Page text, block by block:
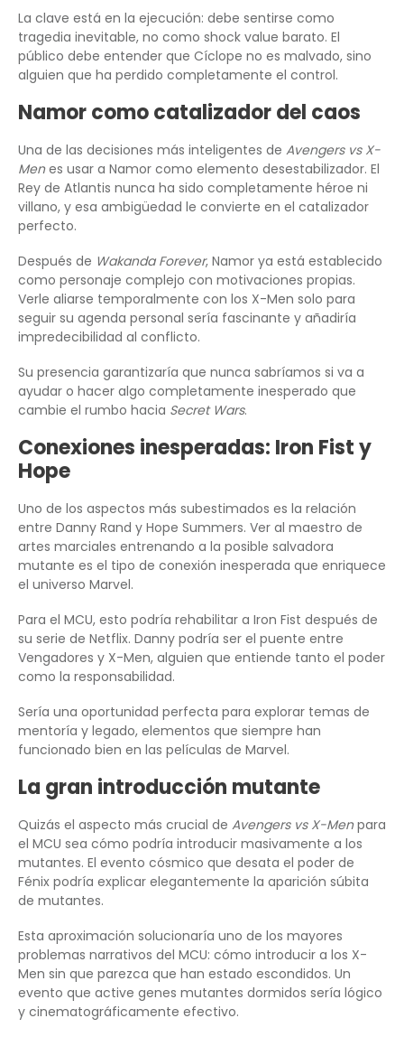
La clave está en la ejecución: debe sentirse como
tragedia inevitable, no como shock value barato. El
público debe entender que Cíclope no es malvado, sino
alguien que ha perdido completamente el control.
Namor como catalizador del caos
Una de las decisiones más inteligentes de Avengers vs X-
Menes usar a Namor como elemento desestabilizador. El
Rey de Atlantis nunca ha sido completamente héroe ni
villano, y esa ambigüedad le convierte en el catalizador
perfecto.
Después de Wakanda Forever, Namor ya está establecido
como personaje complejo con motivaciones propias.
Verle aliarse temporalmente con los X-Men solo para
seguir su agenda personal sería fascinante y añadiría
impredecibilidad al conflicto.
Su presencia garantizaría que nunca sabríamos si va a
ayudar o hacer algo completamente inesperado que
cambie el rumbo hacia Secret Wars.
Conexiones inesperadas: Iron Fist y
Hope
Uno de los aspectos más subestimados es la relación
entre Danny Rand y Hope Summers. Ver al maestro de
artes marciales entrenando a la posible salvadora
mutante es el tipo de conexión inesperada que enriquece
el universo Marvel.
Para el MCU, esto podría rehabilitar a Iron Fist después de
su serie de Netflix. Danny podría ser el puente entre
Vengadores y X-Men, alguien que entiende tanto el poder
como la responsabilidad.
Sería una oportunidad perfecta para explorar temas de
mentoría y legado, elementos que siempre han
funcionado bien en las películas de Marvel.
La gran introducción mutante
Quizás el aspecto más crucial de Avengers vs X-Menpara
el MCU sea cómo podría introducir masivamente a los
mutantes. El evento cósmico que desata el poder de
Fénix podría explicar elegantemente la aparición súbita
de mutantes.
Esta aproximación solucionaría uno de los mayores
problemas narrativos del MCU: cómo introducir a los X-
Men sin que parezca que han estado escondidos. Un
evento que active genes mutantes dormidos sería lógico
y cinematográficamente efectivo.